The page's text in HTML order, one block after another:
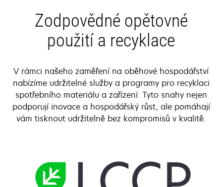
Zodpovědné opětovné
použití a recyklace
V rámci našeho zaměření na oběhové hospodářství
nabízíme udržitelné služby a programy pro recyklaci
spotřebního materiálu a zařízení. Tyto snahy nejen
podporují inovace a hospodářský růst, ale pomáhají
vám tisknout udržitelně bez kompromisů v kvalitě.